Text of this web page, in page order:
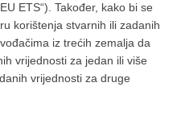
ETS“). Također, kako bi se
korištenja stvarnih ili zadanih
iz trećih zemalja da
vrijednosti za jedan ili više
vrijednosti za druge